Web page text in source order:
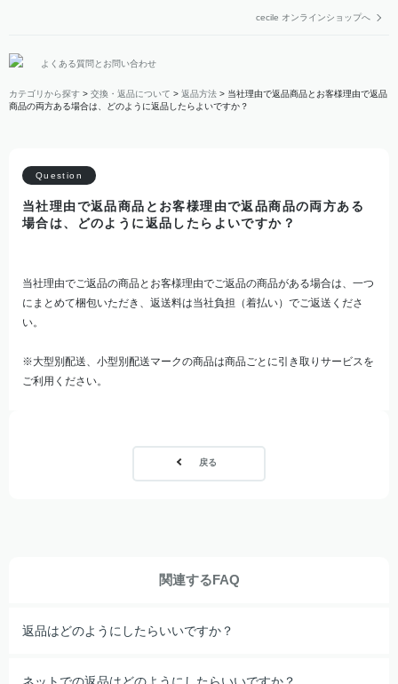
cecile オンラインショップへ
よくある質問とお問い合わせ
カテゴリから探す > 交換・返品について > 返品方法 > 当社理由で返品商品とお客様理由で返品
商品の両方ある場合は、どのように返品したらよいですか？
当社理由で返品商品とお客様理由で返品商品の両方ある
場合は、どのように返品したらよいですか？
当社理由でご返品の商品とお客様理由でご返品の商品がある場合は、一つ
にまとめて梱包いただき、返送料は当社負担（着払い）でご返送くださ
い。
※大型別配送、小型別配送マークの商品は商品ごとに引き取りサービスを
ご利用ください。
戻る
関連するFAQ
返品はどのようにしたらいいですか？